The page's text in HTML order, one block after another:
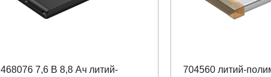
468076 7,6 В 8,8 Ач литий-
704560 литий-